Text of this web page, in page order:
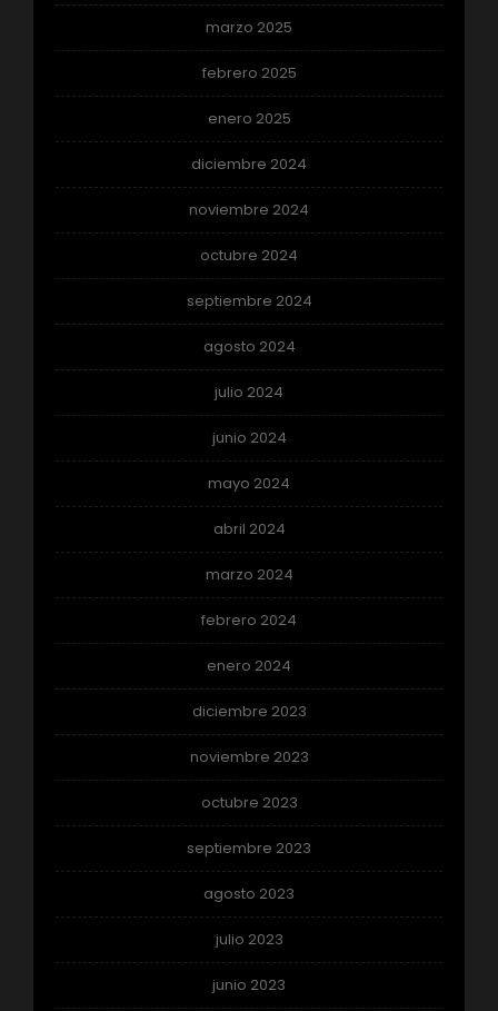
marzo 2025
febrero 2025
enero 2025
diciembre 2024
noviembre 2024
octubre 2024
septiembre 2024
agosto 2024
julio 2024
junio 2024
mayo 2024
abril 2024
marzo 2024
febrero 2024
enero 2024
diciembre 2023
noviembre 2023
octubre 2023
septiembre 2023
agosto 2023
julio 2023
junio 2023